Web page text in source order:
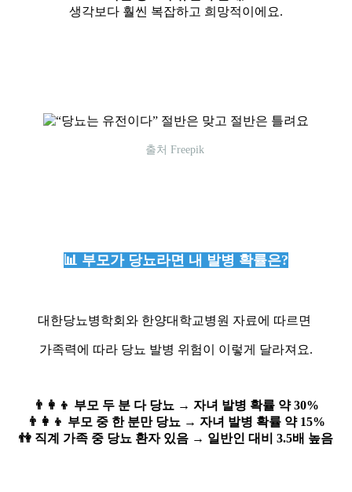
생각보다 훨씬 복잡하고 희망적이에요.
출처 Freepik
📊 부모가 당뇨라면 내 발병 확률은?
대한당뇨병학회와 한양대학교병원 자료에 따르면
가족력에 따라 당뇨 발병 위험이 이렇게 달라져요.
👨‍👩‍👦 부모 두 분 다 당뇨 → 자녀 발병 확률 약 30%
👨‍👩‍👦 부모 중 한 분만 당뇨 → 자녀 발병 확률 약 15%
👫 직계 가족 중 당뇨 환자 있음 → 일반인 대비 3.5배 높음